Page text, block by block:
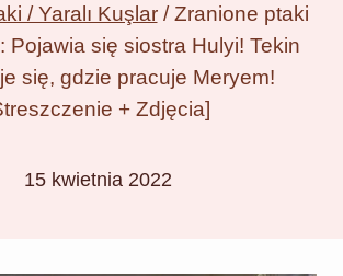
/ Yaralı Kuşlar / Zranione ptaki
Pojawia się siostra Hulyi! Tekin
się, gdzie pracuje Meryem!
+ Zdjęcia]
15 kwietnia 2022